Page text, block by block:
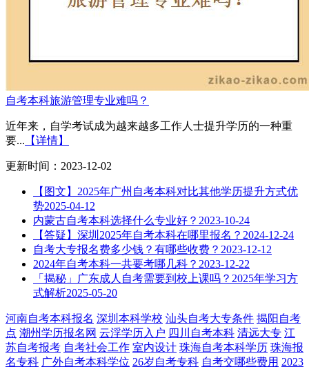
自考本科旅游管理专业难吗？
近年来，自学考试成为越来越多工作人士提升学历的一种重
要... 【详情】
更新时间：2023-12-02
【图文】2025年广州自考本科对比其他学历提升方式优
势2025-04-12
内蒙古自考本科选择什么专业好？ 2023-10-24
【答疑】深圳2025年自考本科在哪里报名？ 2024-12-24
自考大专报名费多少钱？有哪些收费？ 2023-12-12
2024年自考本科一共要考哪几科？ 2023-12-22
「揭秘」广东成人自考需要到校上课吗？2025年学习方
式解析2025-05-20
河南自考本科报名 深圳本科学校 汕头自考大专条件 揭阳自考
点 潮州学历报名网 云浮学历入户 四川自考本科 清远大专 江
苏自考报考 自考社会工作 室内设计 珠海自考本科学历 珠海报
名专科 广外自考本科学位 26岁自考专科 自考交哪些费用 2023